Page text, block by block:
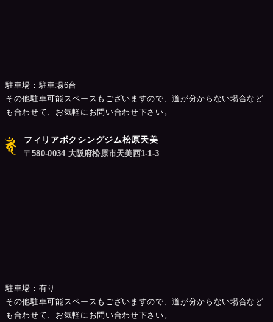
駐車場：駐車場6台
その他駐車可能スペースもございますので、道が分からない場合など
も合わせて、お気軽にお問い合わせ下さい。
フィリアボクシングジム松原天美
〒580-0034 大阪府松原市天美西1-1-3
駐車場：有り
その他駐車可能スペースもございますので、道が分からない場合など
も合わせて、お気軽にお問い合わせ下さい。